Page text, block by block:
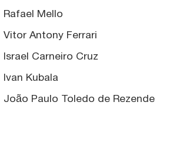
Rafael Mello
Vitor Antony Ferrari
Israel Carneiro Cruz
Ivan Kubala
João Paulo Toledo de Rezende